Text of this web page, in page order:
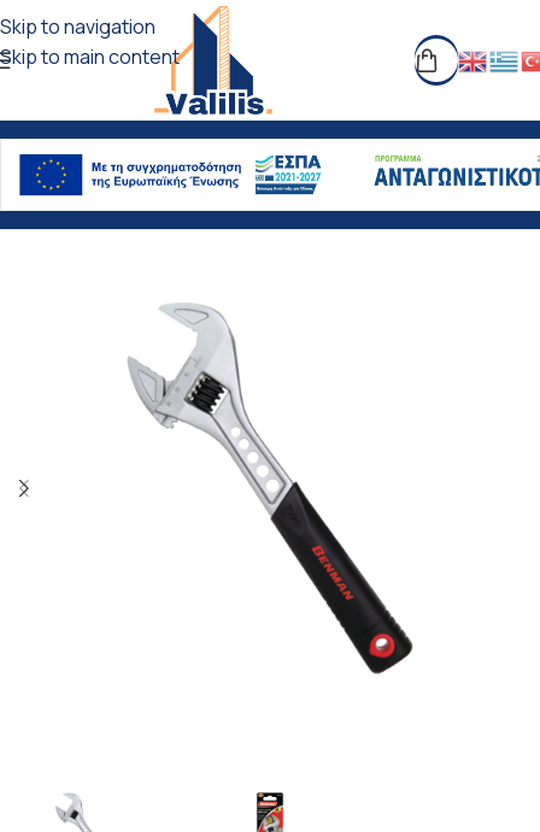
Skip to navigation
Skip to main content